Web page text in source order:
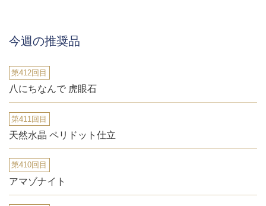
今週の推奨品
第412回目
八にちなんで 虎眼石
第411回目
天然水晶 ペリドット仕立
第410回目
アマゾナイト